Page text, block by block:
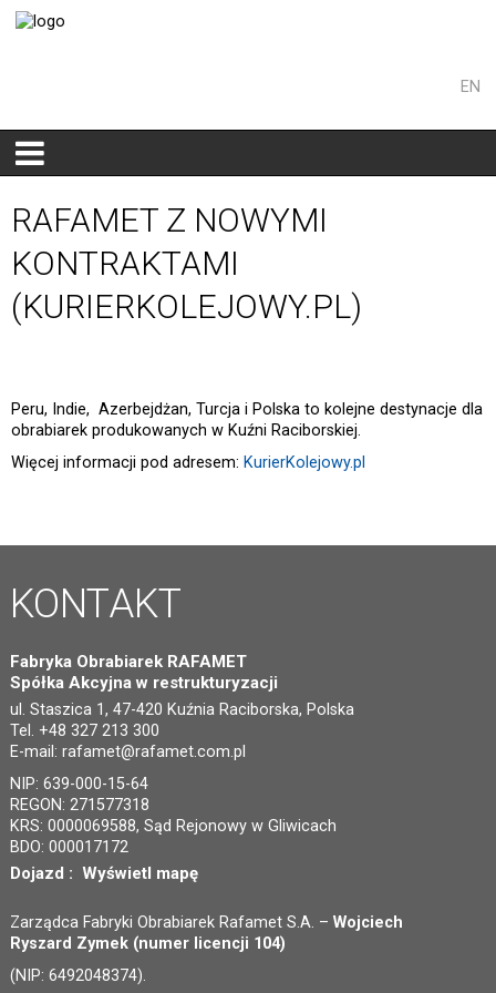
EN
RAFAMET Z NOWYMI
KONTRAKTAMI
(KURIERKOLEJOWY.PL)
Peru, Indie, Azerbejdżan, Turcja i Polska to kolejne destynacje dla
obrabiarek produkowanych w Kuźni Raciborskiej.
Więcej informacji pod adresem: KurierKolejowy.pl
KONTAKT
Fabryka Obrabiarek RAFAMET
Spółka Akcyjna w restrukturyzacji
ul. Staszica 1, 47-420 Kuźnia Raciborska, Polska
Tel. +48 327 213 300
E-mail:rafamet@rafamet.com.pl
NIP: 639-000-15-64
REGON: 271577318
KRS: 0000069588, Sąd Rejonowy w Gliwicach
BDO: 000017172
Dojazd :Wyświetl mapę
Zarządca Fabryki Obrabiarek Rafamet S.A. –Wojciech
Ryszard Zymek (numer licencji 104)
(NIP: 6492048374).